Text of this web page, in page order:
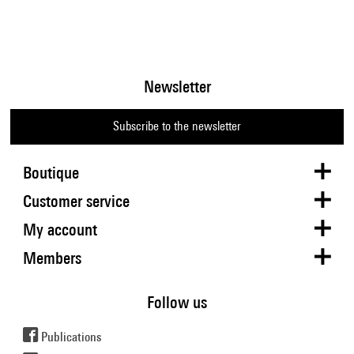
Boutique
Newsletter
Subscribe to the newsletter
Customer service
My account
Members
Follow us
Publications